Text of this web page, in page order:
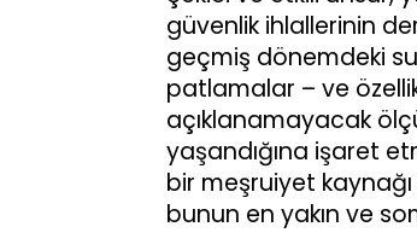
güvenlik ihlallerinin
geçmiş dönemdeki
patlamalar – ve
açıklanamayacak
yaşandığına işaret
bir meşruiyet
bunun en yakın ve